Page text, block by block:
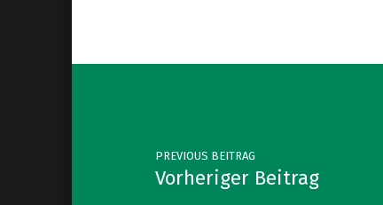
Post navigation
PREVIOUS BEITRAG
Vorheriger Beitrag